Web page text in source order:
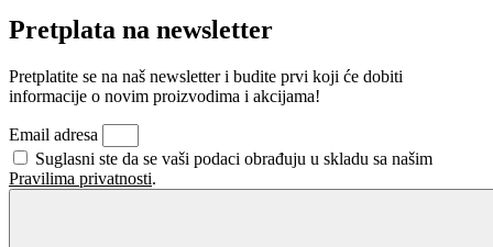
Pretplata na newsletter
Pretplatite se na naš newsletter i budite prvi koji će dobiti
informacije o novim proizvodima i akcijama!
Email adresa
Suglasni ste da se vaši podaci obrađuju u skladu sa našim
Pravilima privatnosti.